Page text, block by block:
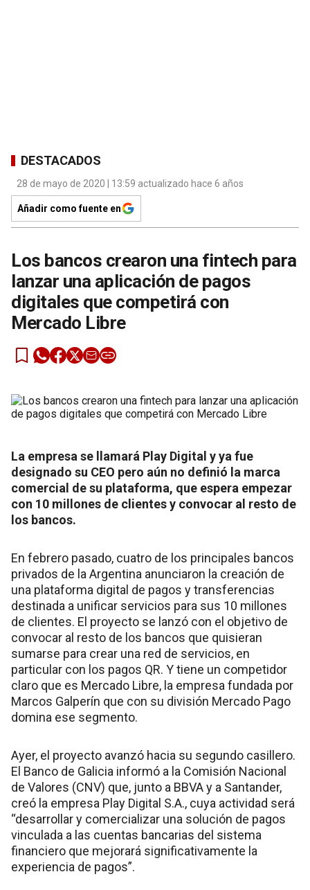
DESTACADOS
28 de mayo de 2020 | 13:59 actualizado hace 6 años
Añadir como fuente en
Los bancos crearon una fintech para
lanzar una aplicación de pagos
digitales que competirá con
Mercado Libre
La empresa se llamará Play Digital y ya fue
designado su CEO pero aún no definió la marca
comercial de su plataforma, que espera empezar
con 10 millones de clientes y convocar al resto de
los bancos.
En febrero pasado, cuatro de los principales bancos
privados de la Argentina anunciaron la creación de
una plataforma digital de pagos y transferencias
destinada a unificar servicios para sus 10 millones
de clientes. El proyecto se lanzó con el objetivo de
convocar al resto de los bancos que quisieran
sumarse para crear una red de servicios, en
particular con los pagos QR. Y tiene un competidor
claro que es Mercado Libre, la empresa fundada por
Marcos Galperín que con su división Mercado Pago
domina ese segmento.
Ayer, el proyecto avanzó hacia su segundo casillero.
El Banco de Galicia informó a la Comisión Nacional
de Valores (CNV) que, junto a BBVA y a Santander,
creó la empresa Play Digital S.A., cuya actividad será
“desarrollar y comercializar una solución de pagos
vinculada a las cuentas bancarias del sistema
financiero que mejorará significativamente la
experiencia de pagos”.